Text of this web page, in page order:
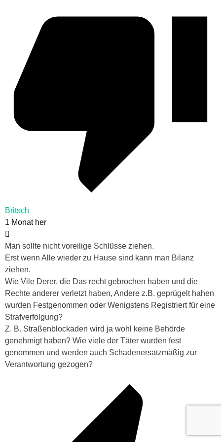
Britsch
1 Monat her
Man sollte nicht voreilige Schlüsse ziehen.
Erst wenn Alle wieder zu Hause sind kann man Bilanz
ziehen.
Wie Vile Derer, die Das recht gebrochen haben und die
Rechte anderer verletzt haben, Andere z.B. geprügelt hahen
wurden Festgenommen oder Wenigstens Registriert für eine
Strafverfolgung?
Z. B. Straßenblockaden wird ja wohl keine Behörde
genehmigt haben? Wie viele der Täter wurden fest
genommen und werden auch Schadenersatzmäßig zur
Verantwortung gezogen?